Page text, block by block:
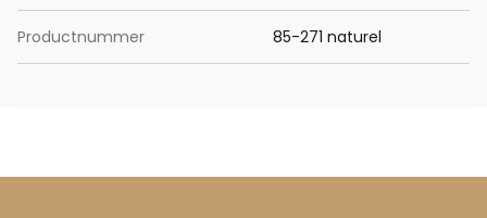
Productnummer 85-271 naturel